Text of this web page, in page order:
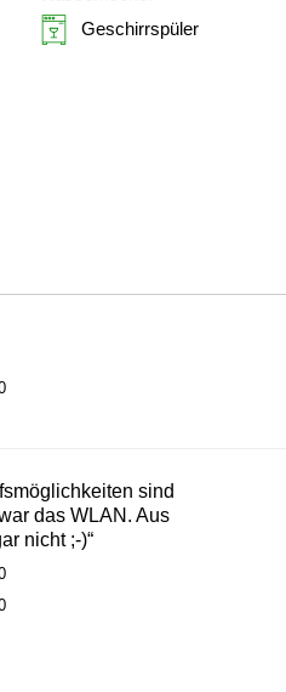
Geschirrspüler
sind
das WLAN. Aus
nicht ;-)“